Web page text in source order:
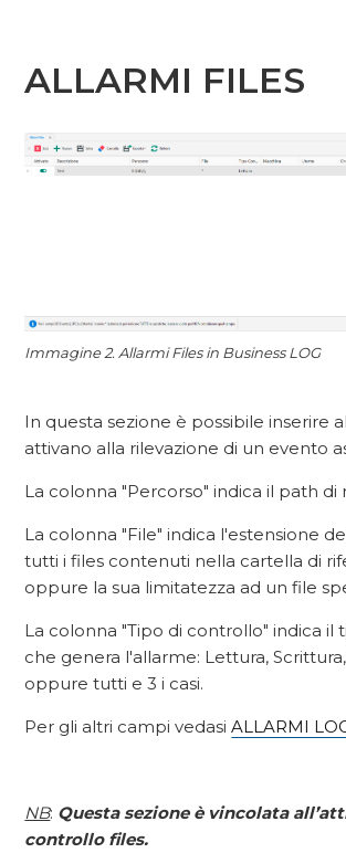
ALLARMI FILES
Immagine 2. Allarmi Files in Business LOG
In questa sezione è possibile inserire
attivano alla rilevazione di un evento
La colonna "Percorso" indica il path di
La colonna "File" indica l'estensione
tutti i files contenuti nella cartella di
oppure la sua limitatezza ad un file
La colonna "Tipo di controllo" indica il
che genera l'allarme: Lettura,
oppure tutti e 3 i casi.
Per gli altri campi vedasiALLARMI
NB: Questa sezione è vincolata
controllo files.